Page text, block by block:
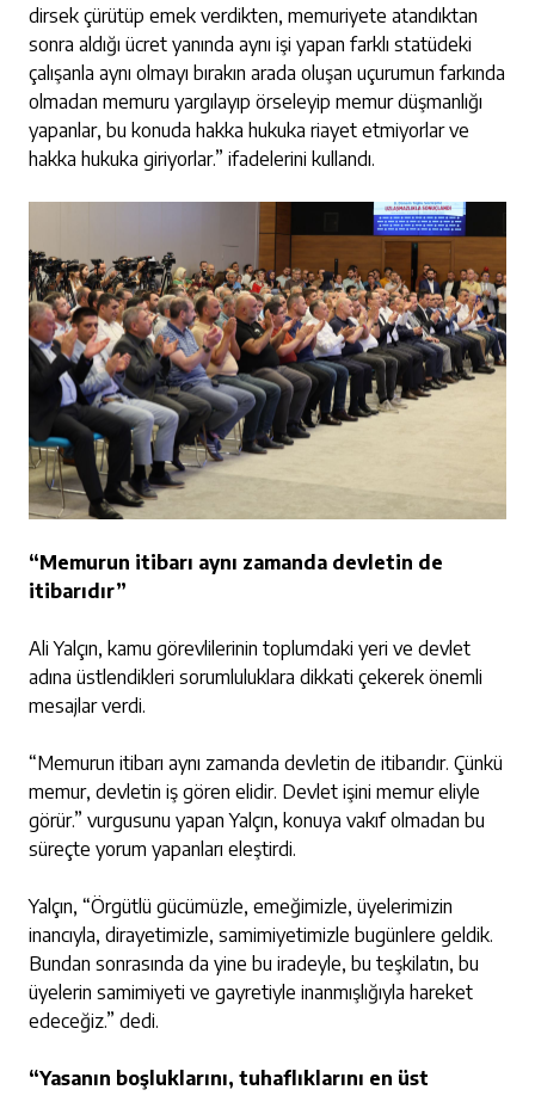
dirsek çürütüp emek verdikten, memuriyete atandıktan
sonra aldığı ücret yanında aynı işi yapan farklı statüdeki
çalışanla aynı olmayı bırakın arada oluşan uçurumun farkında
olmadan memuru yargılayıp örseleyip memur düşmanlığı
yapanlar, bu konuda hakka hukuka riayet etmiyorlar ve
hakka hukuka giriyorlar.” ifadelerini kullandı.
“Memurun itibarı aynı zamanda devletin de
itibarıdır”
Ali Yalçın, kamu görevlilerinin toplumdaki yeri ve devlet
adına üstlendikleri sorumluluklara dikkati çekerek önemli
mesajlar verdi.
“Memurun itibarı aynı zamanda devletin de itibarıdır. Çünkü
memur, devletin iş gören elidir. Devlet işini memur eliyle
görür.” vurgusunu yapan Yalçın, konuya vakıf olmadan bu
süreçte yorum yapanları eleştirdi.
Yalçın, “Örgütlü gücümüzle, emeğimizle, üyelerimizin
inancıyla, dirayetimizle, samimiyetimizle bugünlere geldik.
Bundan sonrasında da yine bu iradeyle, bu teşkilatın, bu
üyelerin samimiyeti ve gayretiyle inanmışlığıyla hareket
edeceğiz.” dedi.
“Yasanın boşluklarını, tuhaflıklarını en üst